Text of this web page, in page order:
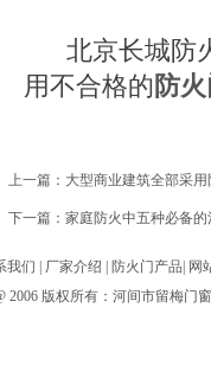
北京长城防火
用不合格的 防
上一篇： 大型商业建筑全部采
下一篇： 家庭防火中五种必备的
我们 厂家介绍 防火门产品 网
2006 版权所有：河间市留梅门